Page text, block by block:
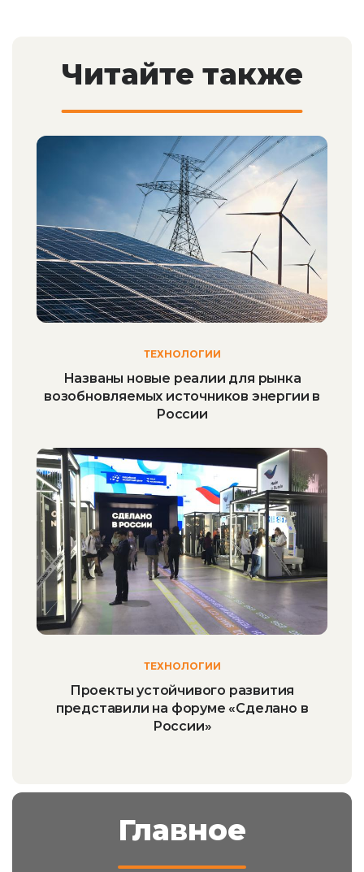
Читайте также
ТЕХНОЛОГИИ
Названы новые реалии для рынка
возобновляемых источников энергии в
России
ТЕХНОЛОГИИ
Проекты устойчивого развития
представили на форуме «Сделано в
России»
Главное